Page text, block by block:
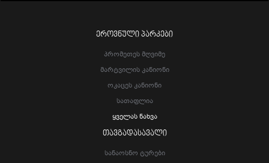
ᲔᲠᲝᲕᲜᲣᲚᲘ ᲞᲐᲠᲙᲔᲑᲘ
Პრომეთეს Მღვიმე
Მარტვილის Კანიონი
Ოკაცეს Კანიონი
Სათაფლია
Ყველას Ნახვა
ᲗᲐᲕᲒᲐᲓᲐᲡᲐᲕᲐᲚᲘ
Სანაოსნო Ტურები